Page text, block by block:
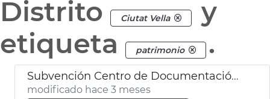
Distrito
Ciutat Vella
y
etiqueta
patrimonio .
Subvención Centro de Documentación Vicentina
modificado hace 3 meses